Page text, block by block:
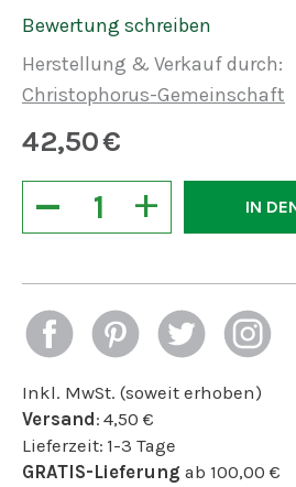
Bewertung schreiben
Herstellung & Verkauf durch:
Christophorus-Gemeinschaft
42,50€
+
− IN
Inkl. MwSt. (soweit erhoben)
Versand: 4,50 €
Lieferzeit: 1-3 Tage
GRATIS-Lieferung ab 100,00 €